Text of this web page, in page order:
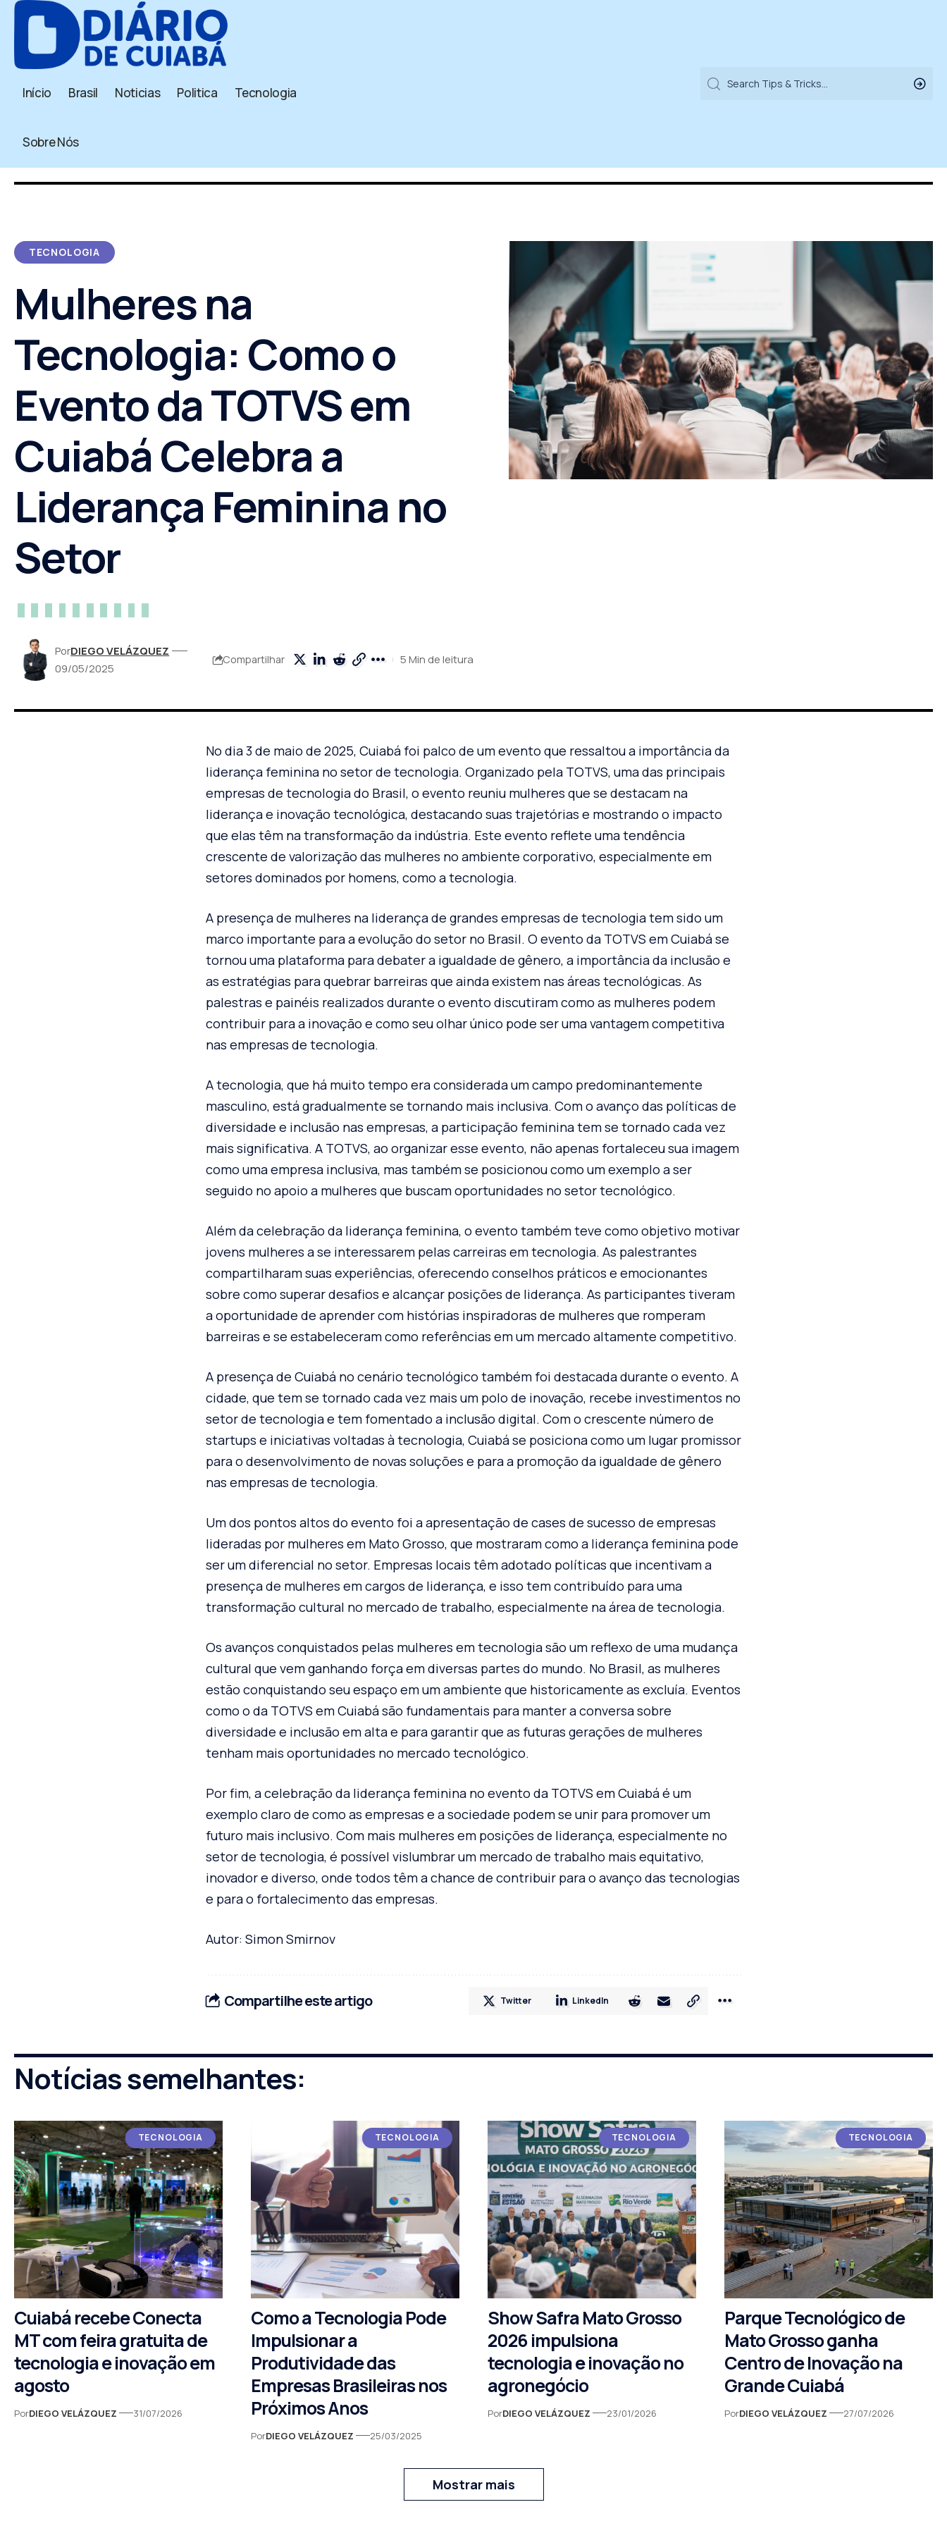
Início Brasil Noticias Politica Tecnologia
Sobre Nós
TECNOLOGIA
Mulheres na
Tecnologia: Como o
Evento da TOTVS em
Cuiabá Celebra a
Liderança Feminina no
Setor
PorDIEGO VELÁZQUEZ
09/05/2025
Compartilhar 5 Min de leitura
No dia 3 de maio de 2025, Cuiabá foi palco de um evento que ressaltou a importância da
liderança feminina no setor de tecnologia. Organizado pela TOTVS, uma das principais
empresas de tecnologia do Brasil, o evento reuniu mulheres que se destacam na
liderança e inovação tecnológica, destacando suas trajetórias e mostrando o impacto
que elas têm na transformação da indústria. Este evento reflete uma tendência
crescente de valorização das mulheres no ambiente corporativo, especialmente em
setores dominados por homens, como a tecnologia.
A presença de mulheres na liderança de grandes empresas de tecnologia tem sido um
marco importante para a evolução do setor no Brasil. O evento da TOTVS em Cuiabá se
tornou uma plataforma para debater a igualdade de gênero, a importância da inclusão e
as estratégias para quebrar barreiras que ainda existem nas áreas tecnológicas. As
palestras e painéis realizados durante o evento discutiram como as mulheres podem
contribuir para a inovação e como seu olhar único pode ser uma vantagem competitiva
nas empresas de tecnologia.
A tecnologia, que há muito tempo era considerada um campo predominantemente
masculino, está gradualmente se tornando mais inclusiva. Com o avanço das políticas de
diversidade e inclusão nas empresas, a participação feminina tem se tornado cada vez
mais significativa. A TOTVS, ao organizar esse evento, não apenas fortaleceu sua imagem
como uma empresa inclusiva, mas também se posicionou como um exemplo a ser
seguido no apoio a mulheres que buscam oportunidades no setor tecnológico.
Além da celebração da liderança feminina, o evento também teve como objetivo motivar
jovens mulheres a se interessarem pelas carreiras em tecnologia. As palestrantes
compartilharam suas experiências, oferecendo conselhos práticos e emocionantes
sobre como superar desafios e alcançar posições de liderança. As participantes tiveram
a oportunidade de aprender com histórias inspiradoras de mulheres que romperam
barreiras e se estabeleceram como referências em um mercado altamente competitivo.
A presença de Cuiabá no cenário tecnológico também foi destacada durante o evento. A
cidade, que tem se tornado cada vez mais um polo de inovação, recebe investimentos no
setor de tecnologia e tem fomentado a inclusão digital. Com o crescente número de
startups e iniciativas voltadas à tecnologia, Cuiabá se posiciona como um lugar promissor
para o desenvolvimento de novas soluções e para a promoção da igualdade de gênero
nas empresas de tecnologia.
Um dos pontos altos do evento foi a apresentação de cases de sucesso de empresas
lideradas por mulheres em Mato Grosso, que mostraram como a liderança feminina pode
ser um diferencial no setor. Empresas locais têm adotado políticas que incentivam a
presença de mulheres em cargos de liderança, e isso tem contribuído para uma
transformação cultural no mercado de trabalho, especialmente na área de tecnologia.
Os avanços conquistados pelas mulheres em tecnologia são um reflexo de uma mudança
cultural que vem ganhando força em diversas partes do mundo. No Brasil, as mulheres
estão conquistando seu espaço em um ambiente que historicamente as excluía. Eventos
como o da TOTVS em Cuiabá são fundamentais para manter a conversa sobre
diversidade e inclusão em alta e para garantir que as futuras gerações de mulheres
tenham mais oportunidades no mercado tecnológico.
Por fim, a celebração da liderança feminina no evento da TOTVS em Cuiabá é um
exemplo claro de como as empresas e a sociedade podem se unir para promover um
futuro mais inclusivo. Com mais mulheres em posições de liderança, especialmente no
setor de tecnologia, é possível vislumbrar um mercado de trabalho mais equitativo,
inovador e diverso, onde todos têm a chance de contribuir para o avanço das tecnologias
e para o fortalecimento das empresas.
Autor: Simon Smirnov
Compartilhe este artigo Twitter LinkedIn
Notícias semelhantes:
TECNOLOGIA
Cuiabá recebe Conecta
MT com feira gratuita de
tecnologia e inovação em
agosto
PorDIEGO VELÁZQUEZ 31/07/2026
TECNOLOGIA
Como a Tecnologia Pode
Impulsionar a
Produtividade das
Empresas Brasileiras nos
Próximos Anos
PorDIEGO VELÁZQUEZ 25/03/2025
TECNOLOGIA
Show Safra Mato Grosso
2026 impulsiona
tecnologia e inovação no
agronegócio
PorDIEGO VELÁZQUEZ 23/01/2026
TECNOLOGIA
Parque Tecnológico de
Mato Grosso ganha
Centro de Inovação na
Grande Cuiabá
PorDIEGO VELÁZQUEZ 27/07/2026
Mostrar mais